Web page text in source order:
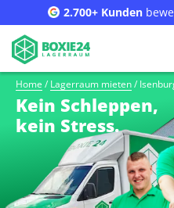
2.700+ Kunden
Home / Lagerraum mieten/
Kein Schleppen,
kein Stress.